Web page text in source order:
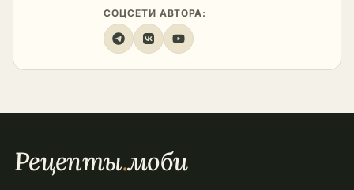
СОЦСЕТИ АВТОРА:
Рецепты.моби